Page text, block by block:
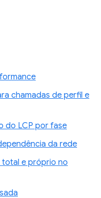
chamadas de perfil e
do LCP por fase
da rede
total e próprio no